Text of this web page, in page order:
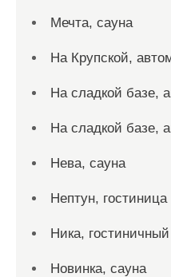
Мечта, сауна
На Крупской,
На сладкой базе,
На сладкой базе,
Нева, сауна
Нептун, гостиница
Ника,
Новинка, сауна